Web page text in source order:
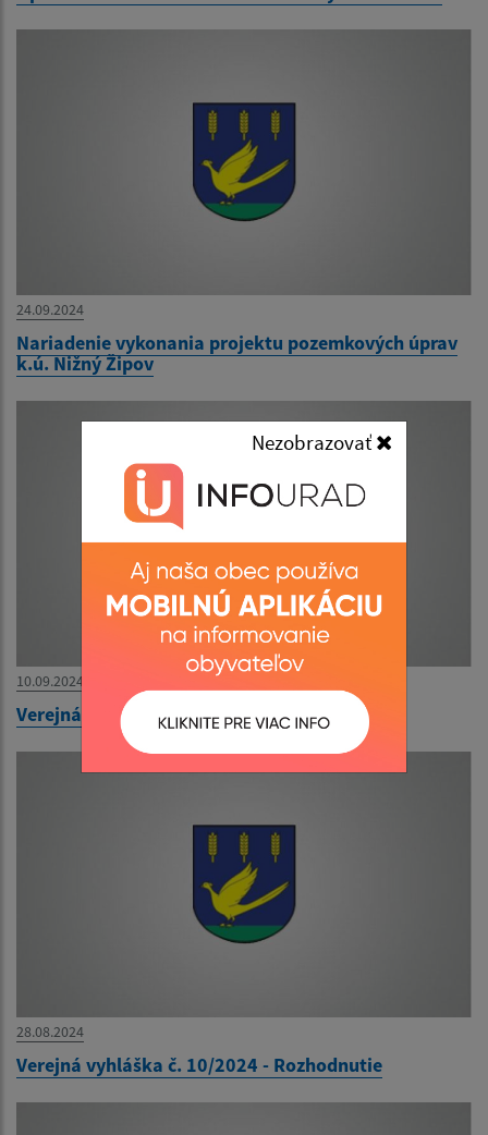
Nezobrazovať
24.09.2024
Nariadenie vykonania projektu pozemkových úprav
k.ú. Nižný Žipov
10.09.2024
Verejná vyhláška
28.08.2024
Verejná vyhláška č. 10/2024 - Rozhodnutie